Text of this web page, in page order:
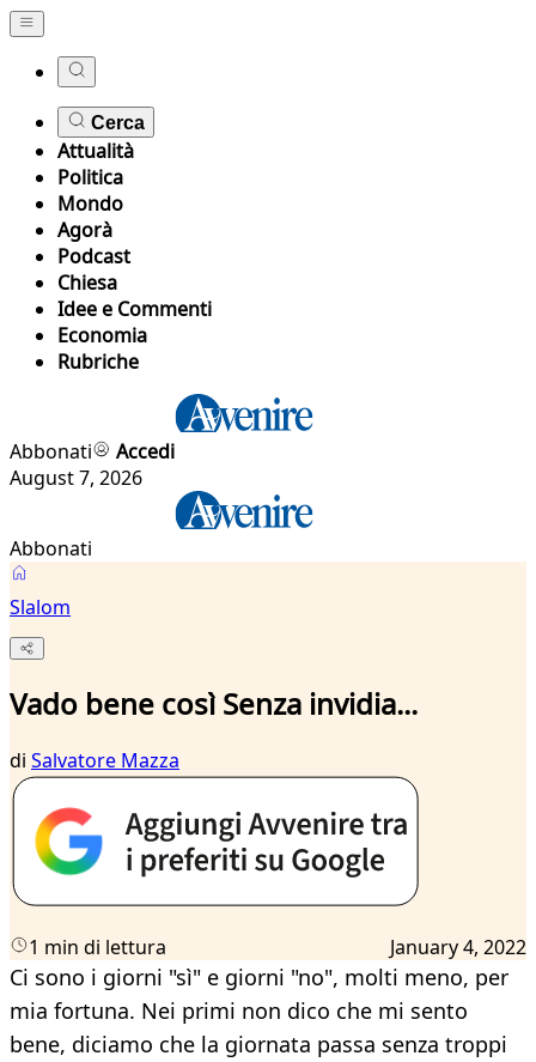
Cerca
Attualità
Politica
Mondo
Agorà
Podcast
Chiesa
Idee e Commenti
Economia
Rubriche
Abbonati
Accedi
August 7, 2026
Abbonati
Slalom
Vado bene così Senza invidia...
di Salvatore Mazza
1 min di lettura January 4, 2022
Ci sono i giorni "sì" e giorni "no", molti meno, per
mia fortuna. Nei primi non dico che mi sento
bene, diciamo che la giornata passa senza troppi